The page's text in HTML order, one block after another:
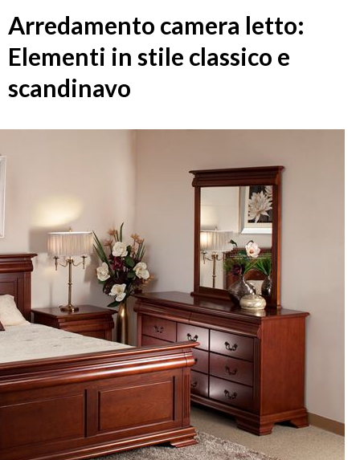
Arredamento camera letto:
Elementi in stile classico e
scandinavo